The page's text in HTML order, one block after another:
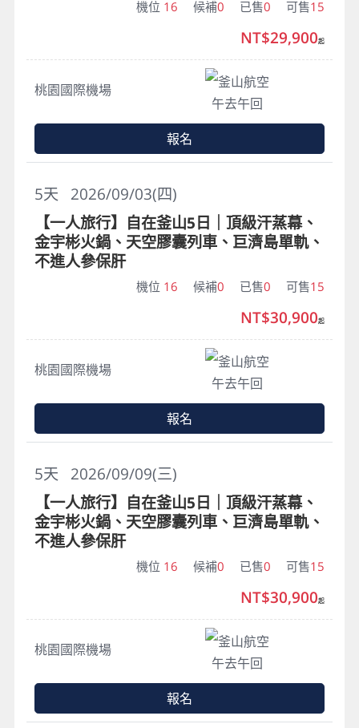
機位 16 候補0 已售0 可售15
桃園國際機場
釜山航空
午去午回
NT$29,900起
報名
2026/09/03(四)
5天
【一人旅行】自在釜山5日｜頂級汗蒸幕、
金宇彬火鍋、天空膠囊列車、巨濟島單軌、
不進人參保肝
機位 16 候補0 已售0 可售15
桃園國際機場
釜山航空
午去午回
NT$30,900起
報名
2026/09/09(三)
5天
【一人旅行】自在釜山5日｜頂級汗蒸幕、
金宇彬火鍋、天空膠囊列車、巨濟島單軌、
不進人參保肝
機位 16 候補0 已售0 可售15
桃園國際機場
釜山航空
午去午回
NT$30,900起
報名